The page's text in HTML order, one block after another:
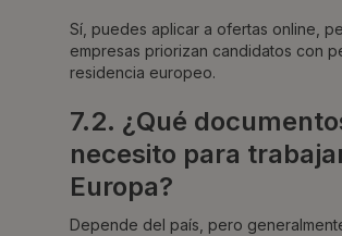
Sí, puedes aplicar a ofertas online,
empresas priorizan candidatos con
residencia europeo.
7.2. ¿Qué
necesito para
Europa?
Depende del país, pero